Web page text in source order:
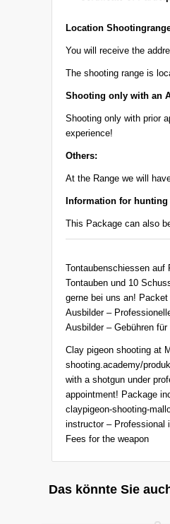
Location
You will receive the
The shooting range is
Shooting only with an
Shooting only with prior
experience!
Others:
At the Range we will
Information for
This Package can also
Tontaubenschiessen auf
Tontauben und 10
gerne bei uns an!
Ausbilder –
Ausbilder – Gebühren
Clay pigeon shooting at
shooting.academy/
with a shotgun under
appointment! Package
claypigeon-shooting-
instructor – Professional
Fees for the weapon
Das könnte Sie